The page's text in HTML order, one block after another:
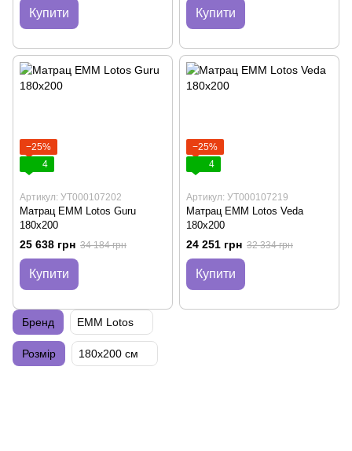
Купити Купити
−25%
4
Артикул: УТ000107202
Матрац EMM Lotos Guru
180х200
25 638 грн 34 184 грн
Купити
−25%
4
Артикул: УТ000107219
Матрац EMM Lotos Veda
180х200
24 251 грн 32 334 грн
Купити
Бренд EMM Lotos
Розмір 180х200 см